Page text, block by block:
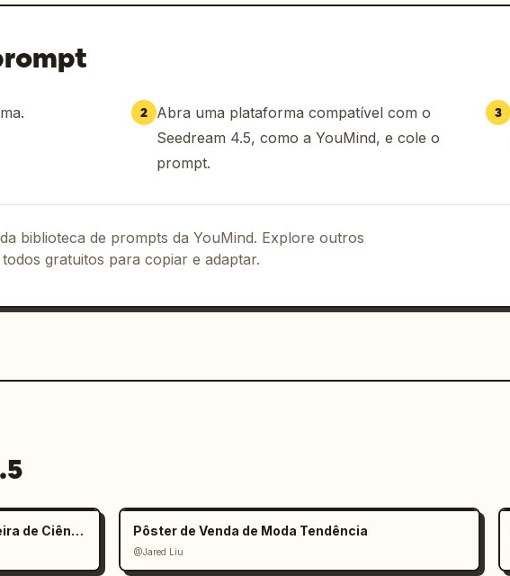
2 Abra uma plataforma compatível com o
Seedream 4.5, como a YouMind, e cole o
prompt.
3
biblioteca de prompts da YouMind. Explore outros
gratuitos para copiar e adaptar.
Póster Divertido e Educacional para Feira de Ciências Infantil Pôster de Venda de Moda Tendência
@Jared Liu